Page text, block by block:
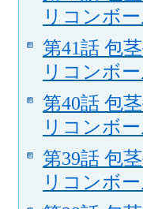
リコンボ
第41話 包
リコンボ
第40話 包
リコンボ
第39話 包
リコンボ